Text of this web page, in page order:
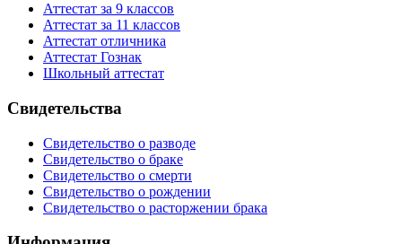
Аттестат за 9 классов
Аттестат за 11 классов
Аттестат отличника
Аттестат Гознак
Школьный аттестат
Свидетельства
Свидетельство о разводе
Свидетельство о браке
Свидетельство о смерти
Свидетельство о рождении
Свидетельство о расторжении брака